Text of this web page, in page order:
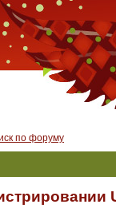
по форуму